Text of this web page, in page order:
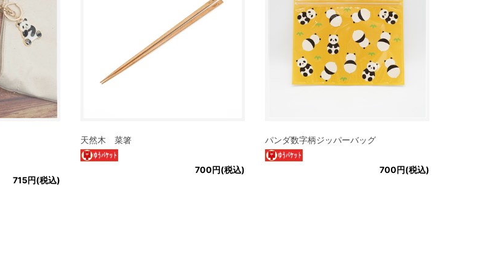
715円(税込)
天然木 菜箸
700円(税込)
パンダ数字柄ジッパーバッグ
700円(税込)